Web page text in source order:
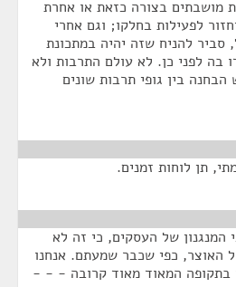
מושבתים בצורה כזאת או אחרת
לפעילות בחלקו; וגם אחרי
סביר להניח שזה יהיה במתכונת
בה לפני כן. לא עולם התרבות ולא
בין גופי תרבות שונים
תן לוחות זמנים.
המנגנון של העסקים, כי זה לא
האוצר, כפי שכבר שמעתם. אנחנו
בתקופה המאוד מאוד קרובה - - -